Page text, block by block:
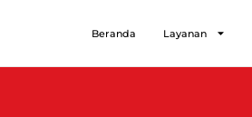
Beranda Layanan